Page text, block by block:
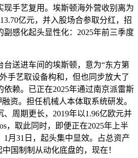
现手艺复用。埃斯顿海外营收别离为
亿元，并入股场合参取分红，招
副感化起头显性化：2025年前三季度
送进车间的埃斯顿，意为“东方第
手艺取设备构和，但也同步放大了
依赖。已正在2025年通过南京派雷斯
资。担任机械人本体取系统研发。
周期更长，2019年以1.96亿欧元并
，取此同时，即便正在2025年上半
月31日，起头集中显效。占总资产
国制制从动化底盘的，现在！